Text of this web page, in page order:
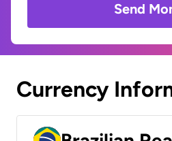
Send
Currency